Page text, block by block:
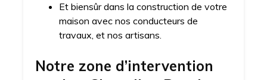
Et biensûr dans la construction de votre
maison avec nos conducteurs de
travaux, et nos artisans.
Notre zone d’intervention